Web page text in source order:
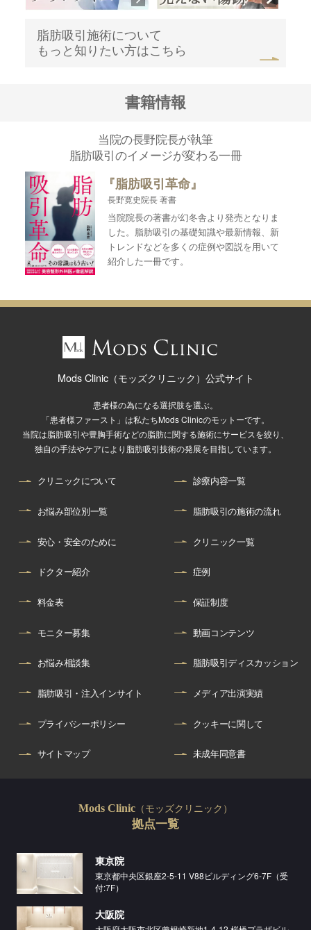
脂肪吸引施術について
もっと知りたい方はこちら
書籍情報
当院の長野院長が執筆
脂肪吸引のイメージが変わる一冊
『脂肪吸引革命』
長野寛史院長 著書
当院院長の著書が幻冬舎より発売となりま
した。脂肪吸引の基礎知識や最新情報、新
トレンドなどを多くの症例や図説を用いて
紹介した一冊です。
Mods Clinic（モッズクリニック）公式サイト
患者様の為になる選択肢を選ぶ。
「患者様ファースト」は私たちMods Clinicのモットーです。
当院は脂肪吸引や豊胸手術などの脂肪に関する施術にサービスを絞り、
独自の手法やケアにより脂肪吸引技術の発展を目指しています。
クリニックについて 診療内容一覧
お悩み部位別一覧 脂肪吸引の施術の流れ
安心・安全のために クリニック一覧
ドクター紹介 症例
料金表 保証制度
モニター募集 動画コンテンツ
お悩み相談集 脂肪吸引ディスカッション
脂肪吸引・注入インサイト メディア出演実績
プライバシーポリシー クッキーに関して
サイトマップ 未成年同意書
Mods Clinic （モッズクリニック）
拠点一覧
東京院
東京都中央区銀座2-5-11 V88ビルディング6-7F（受
付:7F）
大阪院